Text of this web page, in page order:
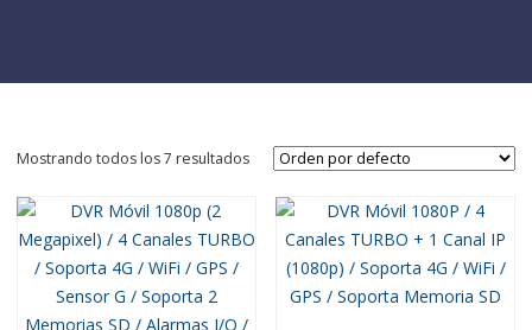
Mostrando todos los 7 resultados